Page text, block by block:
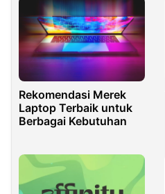
Rekomendasi Merek
Laptop Terbaik untuk
Berbagai Kebutuhan